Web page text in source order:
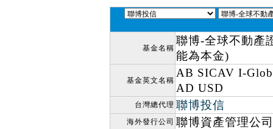
基金名稱
聯博-全球不動產
能為本金)
基金英文名稱
AB SICAV I-
AD USD
台灣總代理 聯博投信
海外發行公司 聯博資產管理公司